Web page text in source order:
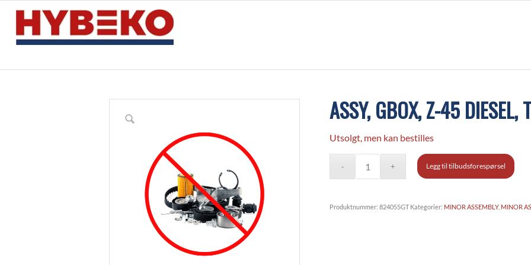
ASSY, GBOX, Z-45 DIESEL,
Utsolgt, men kan bestilles
Legg til tilbudsforespørsel
Produktnummer:824055GT Kategorier: MINOR ASSEMBLY, MINOR